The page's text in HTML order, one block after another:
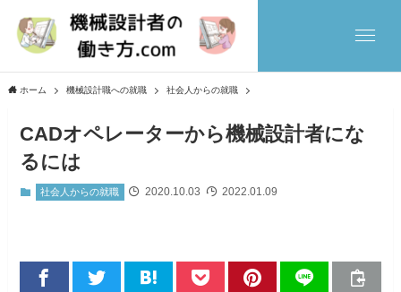
ホーム 機械設計職への就職 社会人からの就職
CADオペレーターから機械設計者にな
るには
社会人からの就職 2020.10.03 2022.01.09